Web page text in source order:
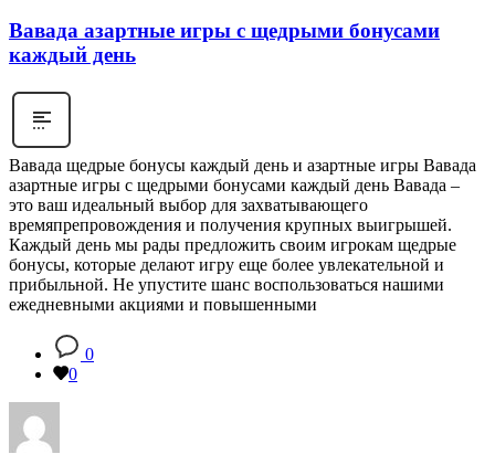
Вавада азартные игры с щедрыми бонусами
каждый день
Вавада щедрые бонусы каждый день и азартные игры Вавада
азартные игры с щедрыми бонусами каждый день Вавада –
это ваш идеальный выбор для захватывающего
времяпрепровождения и получения крупных выигрышей.
Каждый день мы рады предложить своим игрокам щедрые
бонусы, которые делают игру еще более увлекательной и
прибыльной. Не упустите шанс воспользоваться нашими
ежедневными акциями и повышенными
0
0